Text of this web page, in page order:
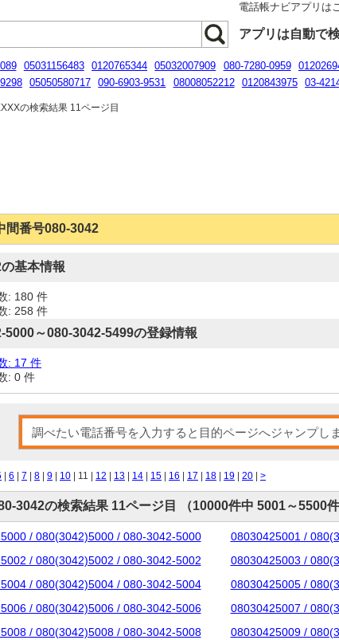
電話帳ナビアプリは
アプリは自動で
05031156483 0120765344 05032007909 080-7280-0959
05050580717 090-6903-9531 08008052212 0120843975 03-
の検索結果 11ページ目
間番号080-3042
基本情報
: 180 件
: 258 件
5000～080-3042-5499の登録情報
: 17 件
: 0 件
6 7 8 9 10 | 11 | 12 13 14 15 16 17 18 19 20 >
3042の検索結果 11ページ目 （10000件中 5001～5500件
/ 080(3042)5000 / 080-3042-5000
08030425001 /
/ 080(3042)5002 / 080-3042-5002
08030425003 /
/ 080(3042)5004 / 080-3042-5004
08030425005 /
/ 080(3042)5006 / 080-3042-5006
08030425007 /
/ 080(3042)5008 / 080-3042-5008
08030425009 /